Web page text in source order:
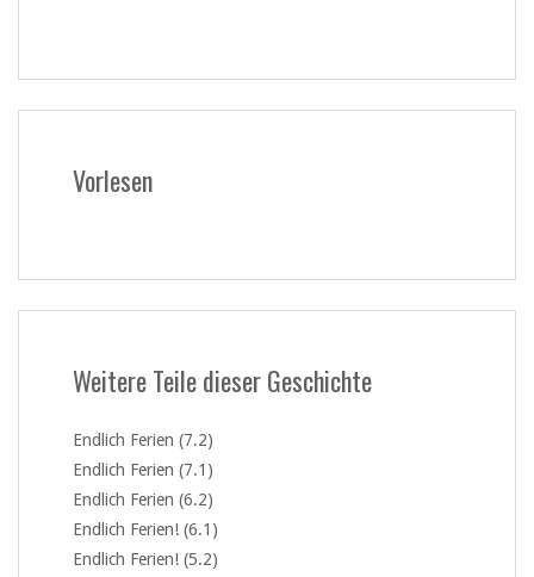
Vorlesen
Weitere Teile dieser Geschichte
Endlich Ferien (7.2)
Endlich Ferien (7.1)
Endlich Ferien (6.2)
Endlich Ferien! (6.1)
Endlich Ferien! (5.2)